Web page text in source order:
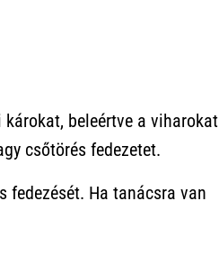
beleértve a viharokat
csőtörés fedezetet.
fedezését. Ha tanácsra van